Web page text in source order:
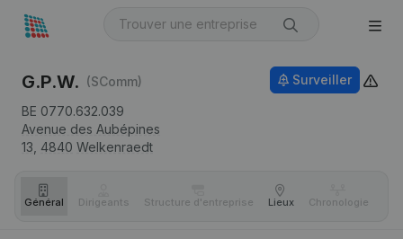
G.P.W. (SComm)
BE 0770.632.039
Avenue des Aubépines
13, 4840 Welkenraedt
Surveiller
Général Dirigeants Structure d'entreprise Lieux Chronologie